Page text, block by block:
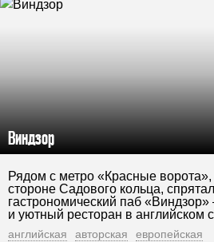
Виндзор
Рядом с метро «Красные
стороне Садового кольца,
гастрономический паб
и уютный ресторан в английском
английская авторская
европейская